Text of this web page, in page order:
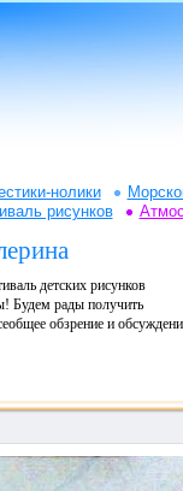
нолики
рисунков
детских рисунков
Будем рады получить
обзрение и